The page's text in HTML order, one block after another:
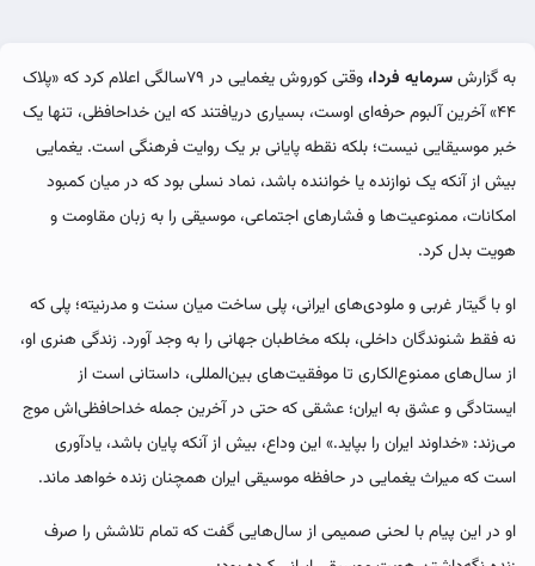
به گزارشسرمایه فردا،
وقتی کوروش یغمایی در ۷۹سالگی اعلام کرد که «پلاک
۴۴» آخرین آلبوم حرفه‌ای اوست، بسیاری دریافتند که این خداحافظی، تنها یک
خبر موسیقایی نیست؛ بلکه نقطه پایانی بر یک روایت فرهنگی است. یغمایی
بیش از آنکه یک نوازنده یا خواننده باشد، نماد نسلی بود که در میان کمبود
امکانات، ممنوعیت‌ها و فشارهای اجتماعی، موسیقی را به زبان مقاومت و
هویت بدل کرد.
او با گیتار غربی و ملودی‌های ایرانی، پلی ساخت میان سنت و مدرنیته؛ پلی که
نه فقط شنوندگان داخلی، بلکه مخاطبان جهانی را به وجد آورد. زندگی هنری او،
از سال‌های ممنوع‌الکاری تا موفقیت‌های بین‌المللی، داستانی است از
ایستادگی و عشق به ایران؛ عشقی که حتی در آخرین جمله خداحافظی‌اش موج
می‌زند: «خداوند ایران را بپاید.» این وداع، بیش از آنکه پایان باشد، یادآوری
است که میراث یغمایی در حافظه موسیقی ایران همچنان زنده خواهد ماند.
او در این پیام با لحنی صمیمی از سال‌هایی گفت که تمام تلاشش را صرف